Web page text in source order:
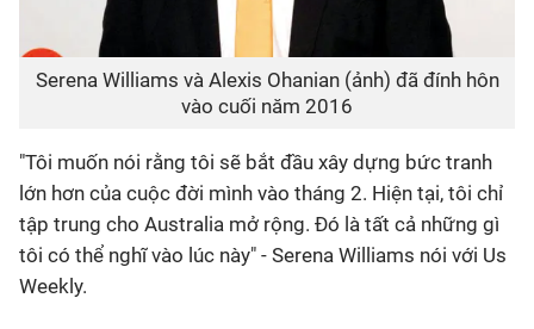
Serena Williams và Alexis Ohanian (ảnh) đã đính hôn
vào cuối năm 2016
"Tôi muốn nói rằng tôi sẽ bắt đầu xây dựng bức tranh
lớn hơn của cuộc đời mình vào tháng 2. Hiện tại, tôi chỉ
tập trung cho Australia mở rộng. Đó là tất cả những gì
tôi có thể nghĩ vào lúc này" - Serena Williams nói với Us
Weekly.